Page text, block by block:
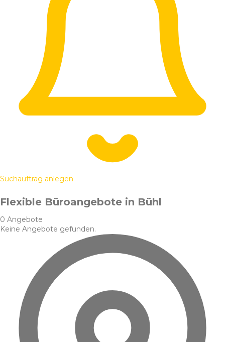
Suchauftrag anlegen
Flexible Büroangebote in Bühl
0 Angebote
Keine Angebote gefunden.